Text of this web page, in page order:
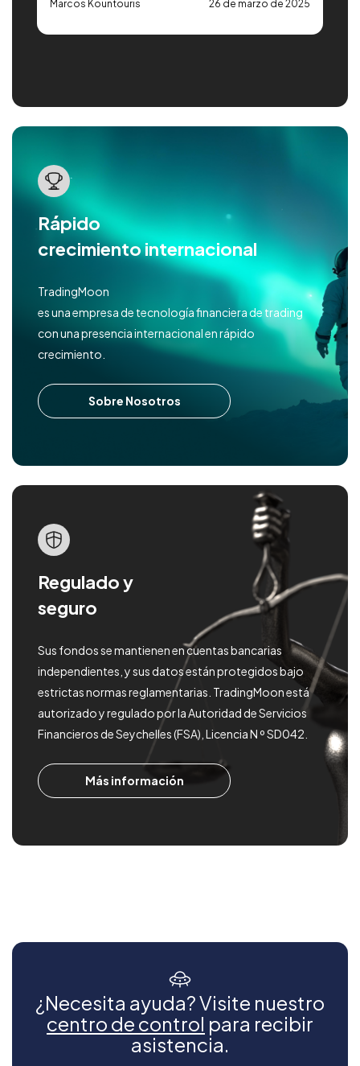
Marcos Kountouris 26 de marzo de 2025
Rápido
crecimiento internacional
TradingMoon
es una empresa de tecnología financiera de trading
con una presencia internacional en rápido
crecimiento.
Sobre Nosotros
Regulado y
seguro
Sus fondos se mantienen en cuentas bancarias
independientes, y sus datos están protegidos bajo
estrictas normas reglamentarias. TradingMoon está
autorizado y regulado por la Autoridad de Servicios
Financieros de Seychelles (FSA), Licencia N º SD042.
Más información
¿Necesita ayuda? Visite nuestro
centro de control para recibir
asistencia.